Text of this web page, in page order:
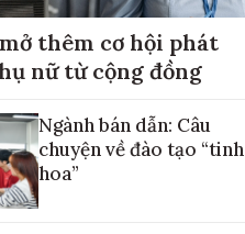
thêm cơ hội phát
nữ từ cộng đồng
Ngành bán dẫn: Câu
chuyện về đào tạo “tinh
hoa”